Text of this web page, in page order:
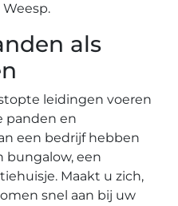
als
leidingen voeren
panden en
een bedrijf hebben
bungalow, een
Maakt u zich,
snel aan bij uw